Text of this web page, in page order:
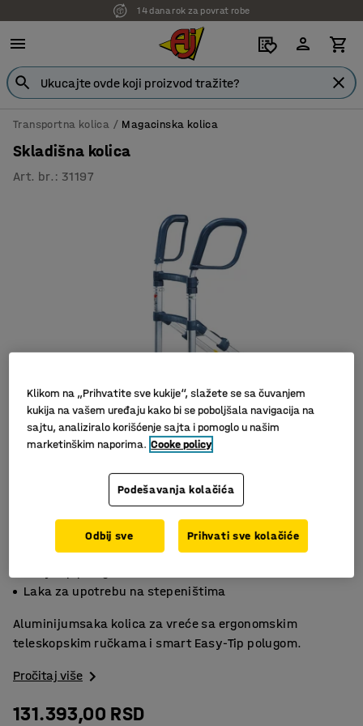
14 dana rok za povrat robe
Transportna kolica Magacinska kolica
Skladišna kolica
Art. br. : 31197
Ergonomske ručke
Laka za upotrebu na stepeništima
Aluminijumsaka kolica za vreće sa ergonomskim
teleskopskim ručkama i smart Easy-Tip polugom.
Pročitaj više
131.393,00 RSD
Klikom na „Prihvatite sve kukije“, slažete se sa čuvanjem
kukija na vašem uređaju kako bi se poboljšala navigacija na
sajtu, analiziralo korišćenje sajta i pomoglo u našim
marketinškim naporima. Cooke policy
Podešavanja kolačića
Odbij sve Prihvati sve kolačiće